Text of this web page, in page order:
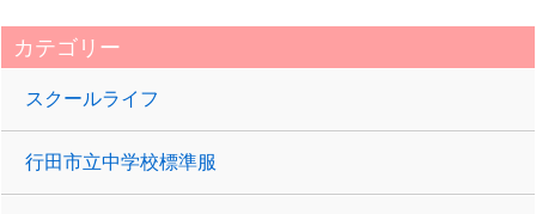
カテゴリー
スクールライフ
行田市立中学校標準服